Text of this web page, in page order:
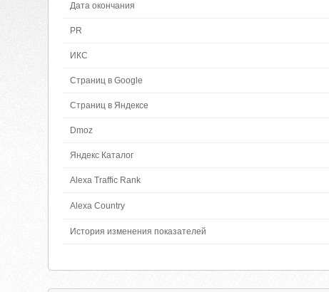
Дата окончания
PR
ИКС
Страниц в Google
Страниц в Яндексе
Dmoz
Яндекс Каталог
Alexa Traffic Rank
Alexa Country
История изменения показателей